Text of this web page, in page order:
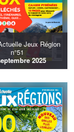
Jeux Région
n°51
2025